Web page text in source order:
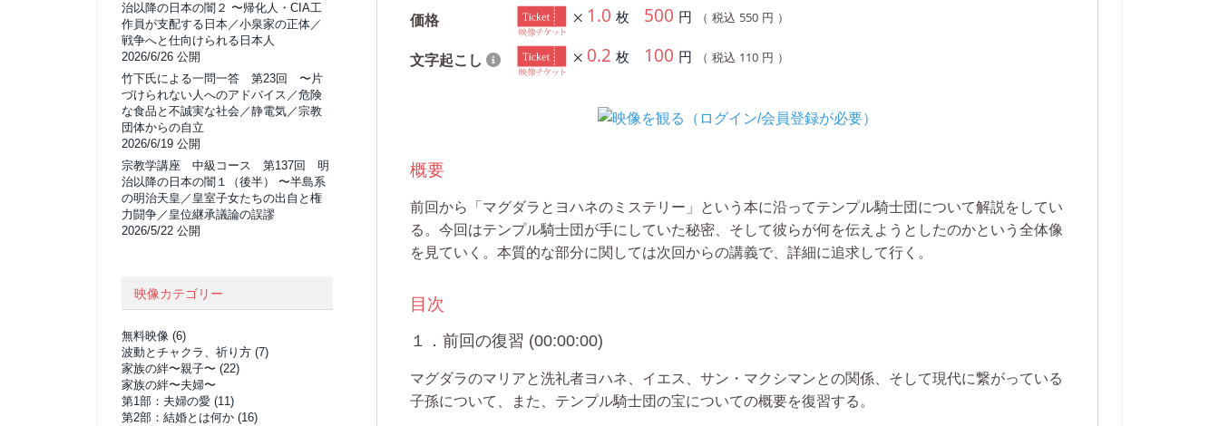
価格 1.0 枚 500 円 （ 税込 550円 ）
文字起こし 0.2 枚 100 円 （ 税込 110円 ）
概要
前回から「マグダラとヨハネのミステリー」という本に沿ってテンプル騎士団について解説をしてい
る。今回はテンプル騎士団が手にしていた秘密、そして彼らが何を伝えようとしたのかという全体像
を見ていく。本質的な部分に関しては次回からの講義で、詳細に追求して行く。
目次
１．前回の復習 (00:00:00)
マグダラのマリアと洗礼者ヨハネ、イエス、サン・マクシマンとの関係、そして現代に繋がっている
子孫について、また、テンプル騎士団の宝についての概要を復習する。
治以降の日本の闇２ 〜帰化人・CIA工
作員が支配する日本／小泉家の正体／
戦争へと仕向けられる日本人
2026/6/26 公開
竹下氏による一問一答 第23回 〜片
づけられない人へのアドバイス／危険
な食品と不誠実な社会／静電気／宗教
団体からの自立
2026/6/19 公開
宗教学講座 中級コース 第137回 明
治以降の日本の闇１（後半） 〜半島系
の明治天皇／皇室子女たちの出自と権
力闘争／皇位継承議論の誤謬
2026/5/22 公開
映像カテゴリー
無料映像 (6)
波動とチャクラ、祈り方 (7)
家族の絆〜親子〜 (22)
家族の絆〜夫婦〜
第1部：夫婦の愛 (11)
第2部：結婚とは何か (16)